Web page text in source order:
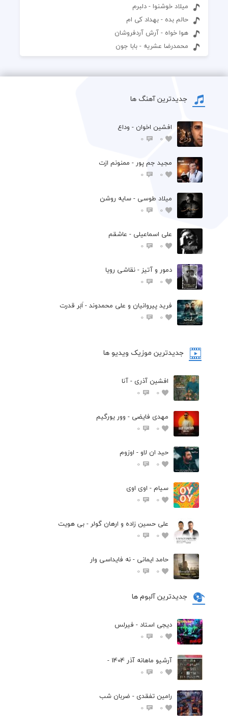
میلاد خوشنوا - دلبرم
حالم بده - بهداد کی ام
هوا خواه - آرش آردفروشان
محمدرضا عشریه - بابا جون
جدیدترین آهنگ ها
افشين اخوان - وداع
0
0
مجید جم پور - ممنونم ازت
0
0
میلاد طوسی - سایه روشن
0
0
علی اسماعیلی - عاشقم
0
0
دمور و آتیز - نقاشی رویا
0
0
فرید پیروانیان و علی محمدوند - اَبَر قدرت
0
0
جدیدترین موزیک ویدیو ها
افشین آذری - آنا
0
0
مهدی فایضی - وور یورگیم
0
0
حید ان لاو - اوزوم
0
0
سیام - اوی اوی
0
0
علی حسین زاده و ارهان گولر - بی هویت
0
0
حامد ایمانی - نه فایداسی وار
0
0
جدیدترین آلبوم ها
دیجی استاد - فیرلس
0
0
آرشیو ماهانه آذر 1404 -
0
0
رامین تفقدی - ضربان شب
0
0